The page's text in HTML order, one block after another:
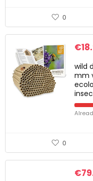
0
€
wild
mm
0
€